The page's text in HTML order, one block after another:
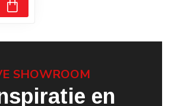
SHOWROOM
en